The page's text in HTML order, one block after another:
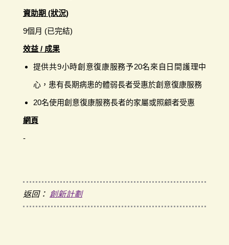
資助期 (狀況)
9個月 (已完結)
效益 / 成果
提供共9小時創意復康服務予20名來自日間護理中
心，患有長期病患的體弱長者受惠於創意復康服務
20名使用創意復康服務長者的家屬或照顧者受惠
網頁
-
返回： 創新計劃